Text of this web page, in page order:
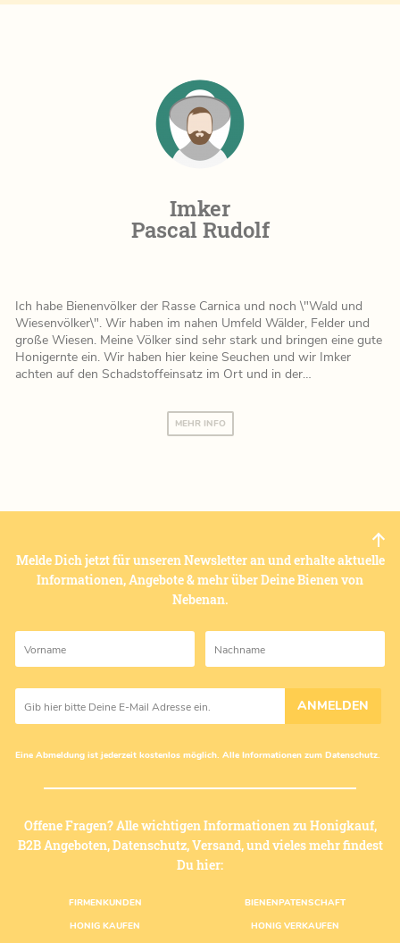
Imker
Pascal Rudolf
Ich habe Bienenvölker der Rasse Carnica und noch \"Wald und
Wiesenvölker\". Wir haben im nahen Umfeld Wälder, Felder und
große Wiesen. Meine Völker sind sehr stark und bringen eine gute
Honigernte ein. Wir haben hier keine Seuchen und wir Imker
achten auf den Schadstoffeinsatz im Ort und in der…
MEHR INFO
Melde Dich jetzt für unseren Newsletter an und erhalte aktuelle
Informationen, Angebote & mehr über Deine Bienen von
Nebenan.
ANMELDEN
Eine Abmeldung ist jederzeit kostenlos möglich. Alle Informationen zum Datenschutz.
Offene Fragen? Alle wichtigen Informationen zu Honigkauf,
B2B Angeboten, Datenschutz, Versand, und vieles mehr findest
Du hier:
Fußzeilenmenü
FIRMENKUNDEN
BIENENPATENSCHAFT
HONIG KAUFEN
HONIG VERKAUFEN